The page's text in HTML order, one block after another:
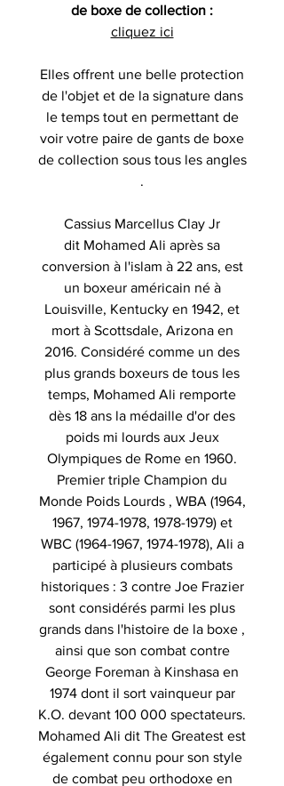
de boxe de collection :
cliquez ici
Elles offrent une belle protection
de l'objet et de la signature dans
le temps tout en permettant de
voir votre paire de gants de boxe
de collection sous tous les angles
.
Cassius Marcellus Clay Jr
dit Mohamed Ali après sa
conversion à l'islam à 22 ans, est
un boxeur américain né à
Louisville, Kentucky en 1942, et
mort à Scottsdale, Arizona en
2016. Considéré comme un des
plus grands boxeurs de tous les
temps, Mohamed Ali remporte
dès 18 ans la médaille d'or des
poids mi lourds aux Jeux
Olympiques de Rome en 1960.
Premier triple Champion du
Monde Poids Lourds , WBA (1964,
1967, 1974-1978, 1978-1979) et
WBC (1964-1967, 1974-1978), Ali a
participé à plusieurs combats
historiques : 3 contre Joe Frazier
sont considérés parmi les plus
grands dans l'histoire de la boxe ,
ainsi que son combat contre
George Foreman à Kinshasa en
1974 dont il sort vainqueur par
K.O. devant 100 000 spectateurs.
Mohamed Ali dit The Greatest est
également connu pour son style
de combat peu orthodoxe en